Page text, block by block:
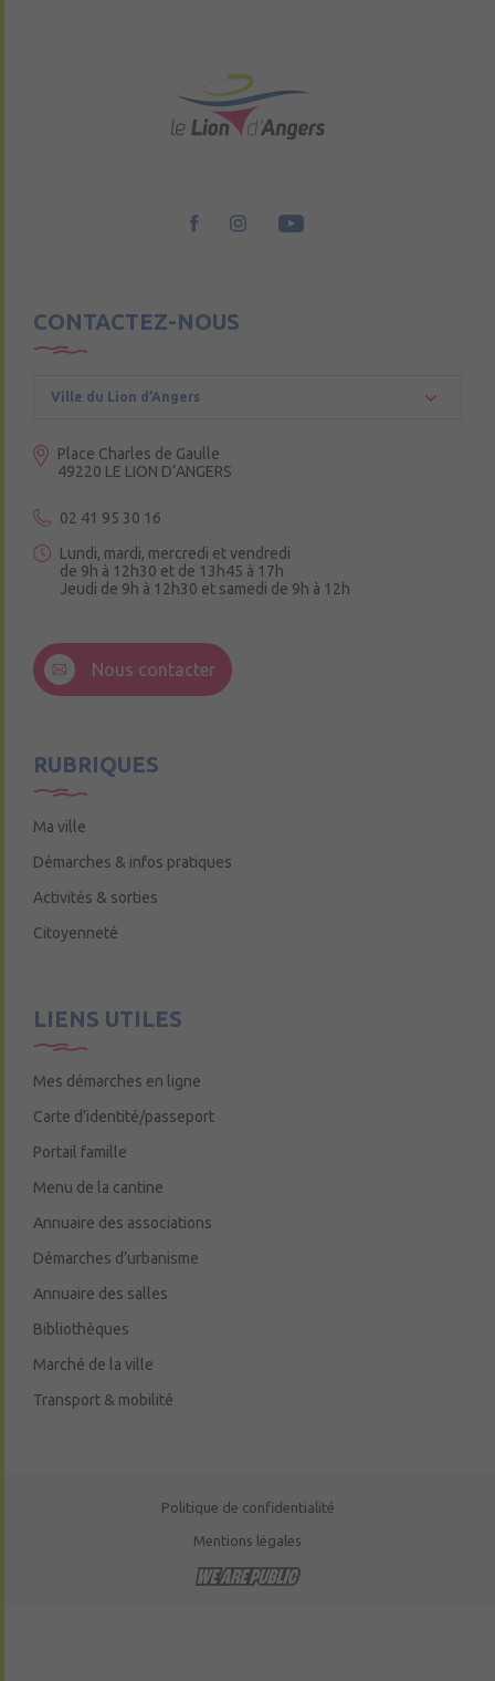
CONTACTEZ-NOUS
Ville du Lion d’Angers
Place Charles de Gaulle
49220 LE LION D’ANGERS
02 41 95 30 16
Lundi, mardi, mercredi et vendredi
de 9h à 12h30 et de 13h45 à 17h
Jeudi de 9h à 12h30 et samedi de 9h à 12h
49220 Andigné
Nous contacter
RUBRIQUES
Ma ville
Démarches & infos pratiques
Activités & sorties
Citoyenneté
LIENS UTILES
Mes démarches en ligne
Carte d’identité/passeport
Portail famille
Menu de la cantine
Annuaire des associations
Démarches d’urbanisme
Annuaire des salles
Bibliothèques
Marché de la ville
Transport & mobilité
Politique de confidentialité
Mentions légales